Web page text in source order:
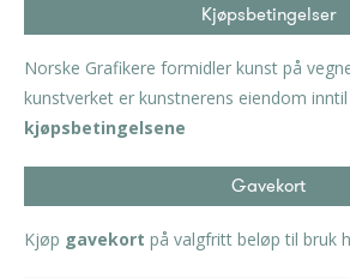
Kjøpsbetingelser
Norske Grafikere formidler kunst på
kunstverket er kunstnerens eiendom
kjøpsbetingelsene
Gavekort
Kjøp gavekort på valgfritt beløp til bruk